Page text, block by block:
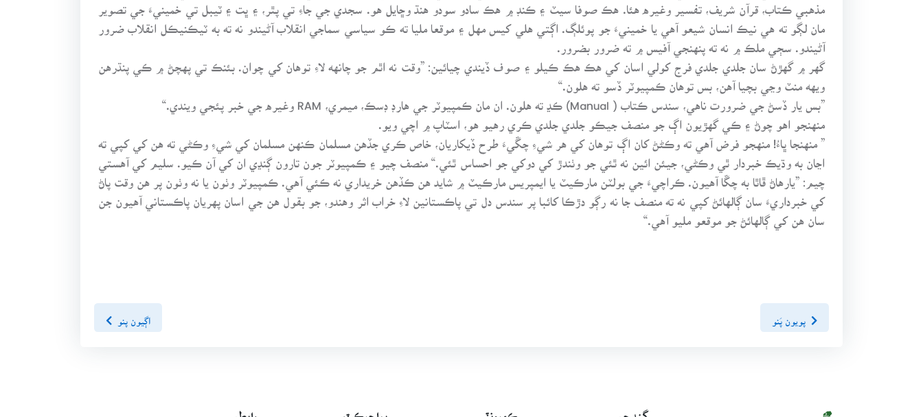
مذهبي ڪتاب، قرآن شريف، تفسير وغيره هئا. هڪ صوفا سيٽ ۽ ڪنڊ ۾ هڪ سادو سودو هنڌ وڇايل هو. سجدي جي جاءِ تي پٿر، ۽ ڀت ۽ ٽيبل تي خمينيءَ جي تصوير
مان لڳو ته هي نيڪ انسان شيعو آهي يا خمينيءَ جو پوئلڳ. اڳتي هلي کيس مهل ۽ موقعا مليا ته ڪو سياسي سماجي انقلاب آڻيندو نه ته به ٽيڪنيڪل انقلاب ضرور
آڻيندو. سڄي ملڪ ۾ نه ته پنهنجي آفيس ۾ ته ضرور بضرور.
گهر ۾ گهڙڻ سان جلدي جلدي فرج کولي اسان کي هڪ هڪ ڪيلو ۽ صوف ڏيندي چيائين: ”وقت نه اٿم جو چانهه لاءِ توهان کي چوان. بئنڪ تي پهچڻ ۾ ڪي پنڌرهن
ويهه منٽ وڃي بچيا آهن، بس توهان ڪمپيوٽر ڏسو ته هلون.“
”بس يار ڏسڻ جي ضرورت ناهي، سندس ڪتاب ( Manual) ڪڍ ته هلون. ان مان ڪمپيوٽر جي هارڊ ڊسڪ، ميمري، RAM وغيره جي خبر پئجي ويندي.“
منهنجو اهو چوڻ ۽ ڪي گهڙيون اڳ جو منصف جيڪو جلدي جلدي ڪري رهيو هو، اسٽاپ ۾ اچي ويو.
” منهنجا ڀاءُ! منهجو فرض آهي ته وڪڻڻ کان اڳ توهان کي هر شيءِ چڱيءَ طرح ڏيکاريان، خاص ڪري جڏهن مسلمان ڪنهن مسلمان کي شيءِ وڪڻي ته هن کي کپي ته
اڃان به وڌيڪ خبردار ٿي وڪڻي، جيئن ائين نه ٿئي جو وٺندڙ کي دوکي جو احساس ٿئي.“ منصف چيو ۽ ڪمپيوٽر جون تارون ڳنڍي ان کي آن ڪيو. سليم کي آهستي
چيم: ”يارهاڻ ڦاٿا به چڱا آهيون. ڪراچيءَ جي بولٽن مارڪيٽ يا ايمپريس مارڪيٽ ۾ شايد هن ڪڏهن خريداري نه ڪئي آهي. ڪمپيوٽر وٺون يا نه وٺون پر هن وقت پاڻ
کي خبرداريءَ سان ڳالهائڻ کپي نه ته منصف جا نه رڳو دڙڪا کائبا پر سندس دل تي پاڪستانين لاءِ خراب اثر وهندو، جو بقول هن جي اسان پهريان پاڪستاني آهيون جن
سان هن کي ڳالهائڻ جو موقعو مليو آهي.“
پويون پَنو اڳيون پنو